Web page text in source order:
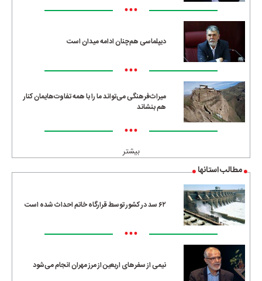
•••
دیپلماسی هم‌چنان ادامه میدان است
•••
میراث‌فرهنگی می‌تواند ما را با همه تفاوت‌هایمان کنار
هم بنشاند
•••
بیشتر
مطالب استانها
۶۲ سد در کشور توسط قرارگاه خاتم احداث شده است
•••
نیمی از سفرهای اربعین از مرز مهران انجام می‌شود